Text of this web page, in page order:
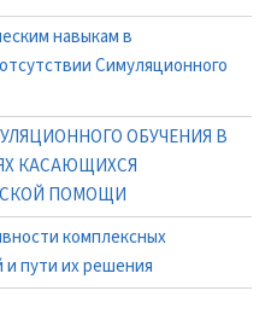
навыкам в
Симуляционного
ОБУЧЕНИЯ В
КАСАЮЩИХСЯ
ПОМОЩИ
комплексных
и пути их решения